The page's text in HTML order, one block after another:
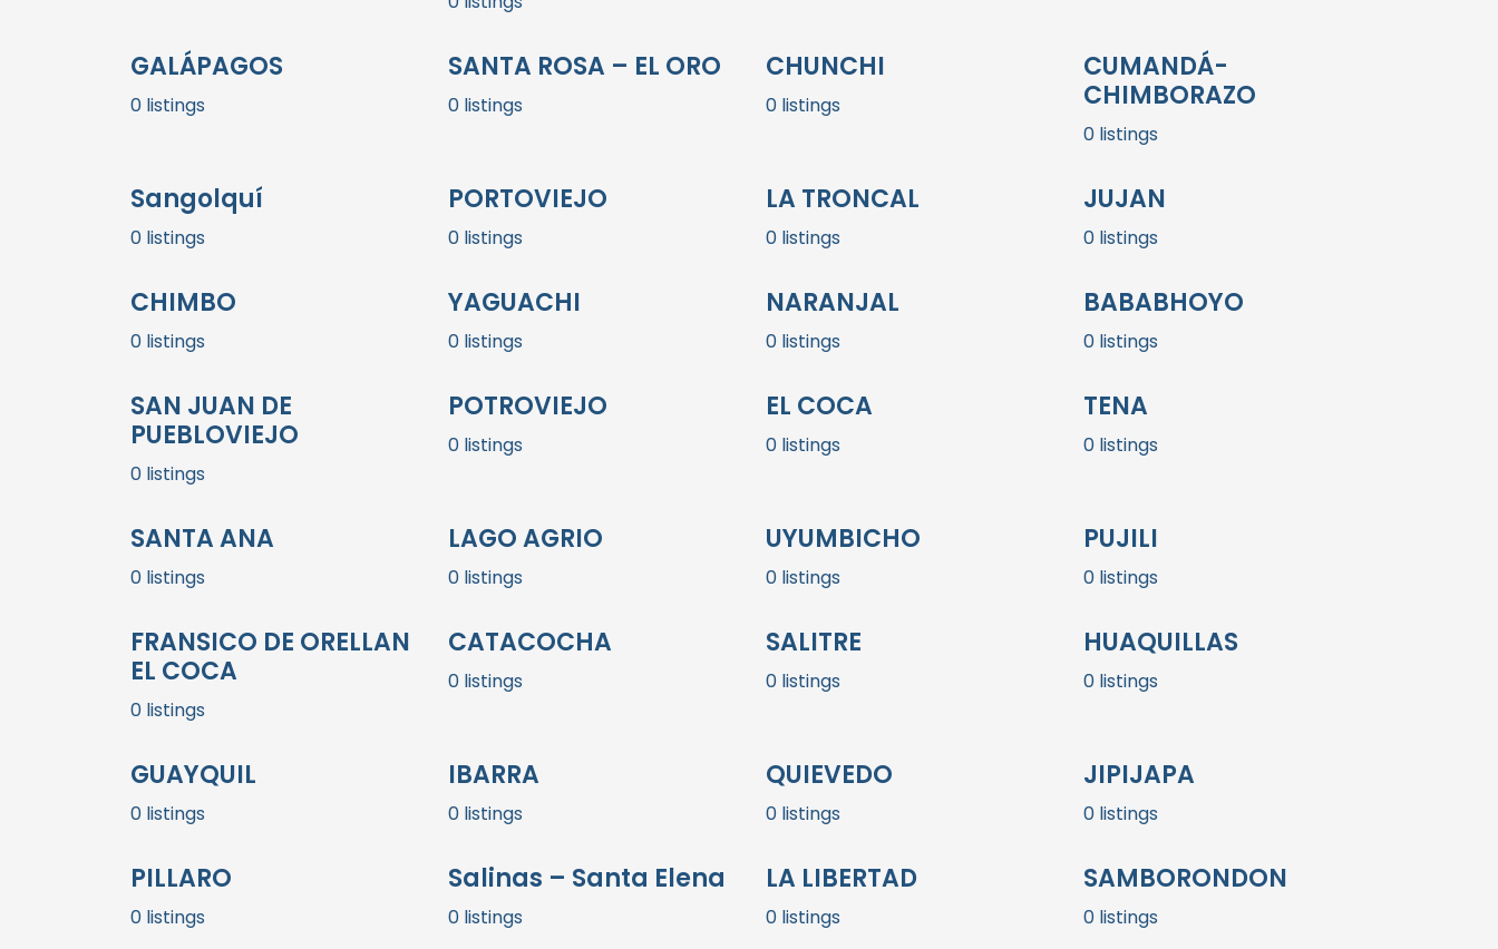
GALÁPAGOS
0 listings
SANTA ROSA – EL ORO
0 listings
CHUNCHI
0 listings
CUMANDÁ-
CHIMBORAZO
0 listings
Sangolquí
0 listings
PORTOVIEJO
0 listings
LA TRONCAL
0 listings
JUJAN
0 listings
CHIMBO
0 listings
YAGUACHI
0 listings
NARANJAL
0 listings
BABABHOYO
0 listings
SAN JUAN DE
PUEBLOVIEJO
0 listings
POTROVIEJO
0 listings
EL COCA
0 listings
TENA
0 listings
SANTA ANA
0 listings
LAGO AGRIO
0 listings
UYUMBICHO
0 listings
PUJILI
0 listings
FRANSICO DE ORELLAN
EL COCA
0 listings
CATACOCHA
0 listings
SALITRE
0 listings
HUAQUILLAS
0 listings
GUAYQUIL
0 listings
IBARRA
0 listings
QUIEVEDO
0 listings
JIPIJAPA
0 listings
PILLARO
0 listings
Salinas – Santa Elena
0 listings
LA LIBERTAD
0 listings
SAMBORONDON
0 listings